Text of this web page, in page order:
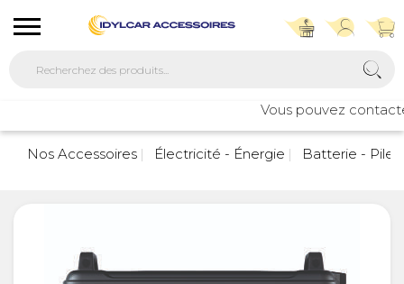
Vous pouvez
Nos Accessoires
Électricité - Énergie Batterie - Pile